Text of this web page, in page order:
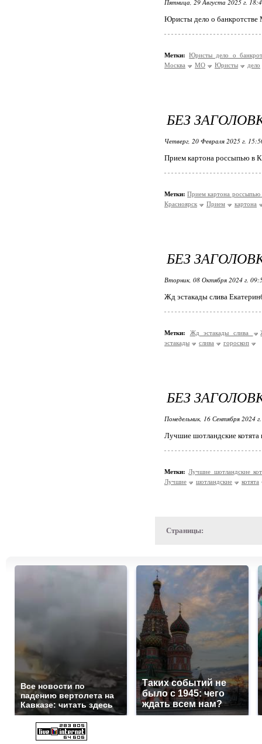
Пятница, 29 Августа 2025 г.
Юристы дело о
Метки:
Юристы дело о
Москва
МО Юристы дело
БЕЗ
Четверг, 20 Февраля 2025 г.
Прием картона россыпью в
Метки: Прием картона россыпью
Красноярск
Прием картона
БЕЗ
Вторник, 08 Октября 2024 г.
Жд эстакады слива
Метки: Жд эстакады слива
эстакады
слива гороскоп
БЕЗ
Понедельник, 16 Сентября 2024
Лучшие шотландские
Метки: Лучшие шотландские
Лучшие
шотландские котята
Страницы:
Все новости по
падению вертолета на
Кавказе: читать здесь
Таких событий не
было с 1945: чего
ждать всем нам?